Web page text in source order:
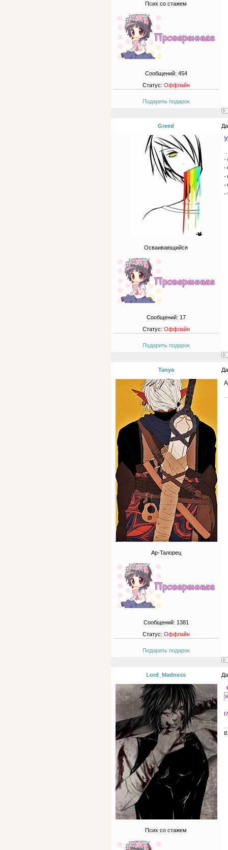
Псих со стажем
Сообщений: 454
Статус: Оффлайн
Подарить подарок
Greed
Осваивающийся
Сообщений: 17
Статус: Оффлайн
Подарить подарок
-
-
-
-
-
Tanya
Ар-Талорец
Сообщений: 1381
Статус: Оффлайн
Подарить подарок
Lord_Madness
Псих со стажем
В